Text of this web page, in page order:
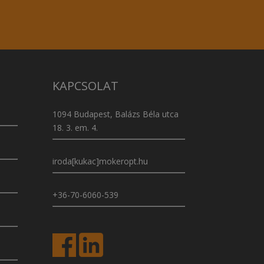
KAPCSOLAT
1094 Budapest, Balázs Béla utca
18. 3. em. 4.
iroda[kukac]mokeropt.hu
+36-70-6060-539